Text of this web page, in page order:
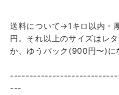
送料について→1キロ以内・
円。それ以上のサイズはレ
か、ゆうパック(900円〜)に
---